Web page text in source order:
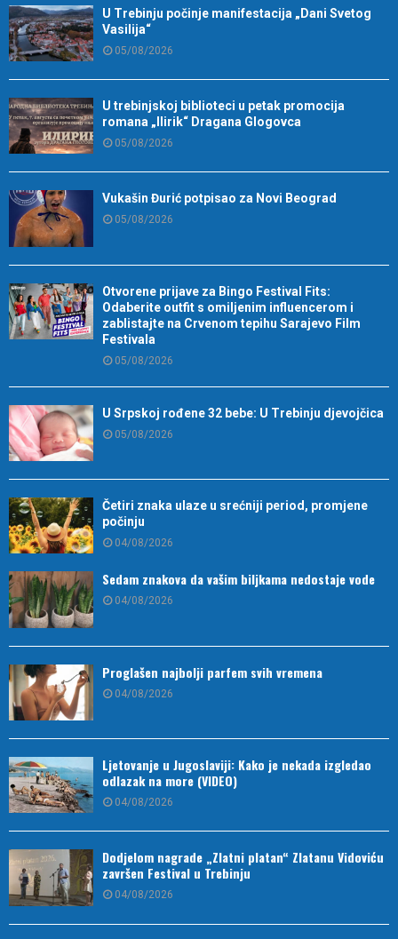
U Trebinju počinje manifestacija „Dani Svetog
Vasilija“
05/08/2026
U trebinjskoj biblioteci u petak promocija
romana „Ilirik“ Dragana Glogovca
05/08/2026
Vukašin Đurić potpisao za Novi Beograd
05/08/2026
Otvorene prijave za Bingo Festival Fits:
Odaberite outfit s omiljenim influencerom i
zablistajte na Crvenom tepihu Sarajevo Film
Festivala
05/08/2026
U Srpskoj rođene 32 bebe: U Trebinju djevojčica
05/08/2026
Četiri znaka ulaze u srećniji period, promjene
počinju
04/08/2026
Sedam znakova da vašim biljkama nedostaje vode
04/08/2026
Proglašen najbolji parfem svih vremena
04/08/2026
Ljetovanje u Jugoslaviji: Kako je nekada izgledao
odlazak na more (VIDEO)
04/08/2026
Dodjelom nagrade „Zlatni platan“ Zlatanu Vidoviću
završen Festival u Trebinju
04/08/2026